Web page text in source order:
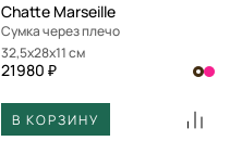
Chatte Marseille
Сумка через плечо
32,5x28x11 см
21980 ₽
В КОРЗИНУ